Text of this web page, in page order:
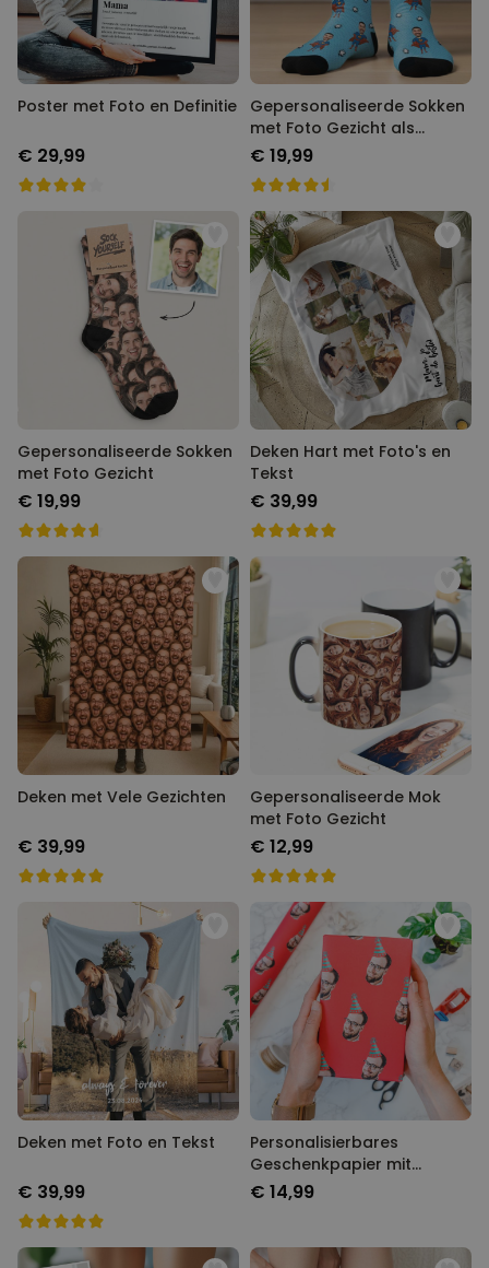
Poster met Foto en Definitie
€ 29,99
Gepersonaliseerde Sokken
met Foto Gezicht als
Superheld
€ 19,99
Gepersonaliseerde Sokken
met Foto Gezicht
€ 19,99
Deken Hart met Foto's en
Tekst
€ 39,99
Deken met Vele Gezichten
€ 39,99
Gepersonaliseerde Mok
met Foto Gezicht
€ 12,99
Deken met Foto en Tekst
€ 39,99
Personalisierbares
Geschenkpapier mit
Gesicht und Partyhut
€ 14,99